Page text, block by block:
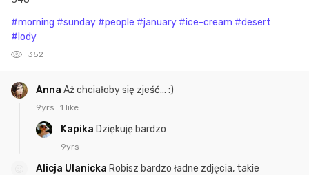
#morning #sunday #people #january #ice-cream #desert
#lody
352
Anna Aż chciałoby się zjeść... :)
9yrs 1 like
Kapika Dziękuję bardzo
9yrs
Alicja Ulanicka Robisz bardzo ładne zdjęcia, takie